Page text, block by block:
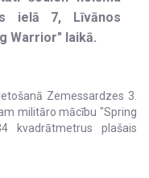
ielā 7, Līvānos
Warrior" laikā.
Zemessardzes 3.
militāro mācību "Spring
kvadrātmetrus plašais